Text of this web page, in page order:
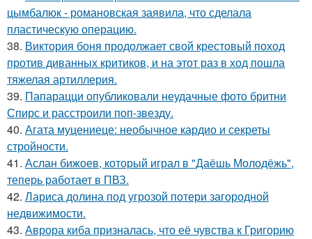
цымбалюк - романовская заявила, что сделала
пластическую операцию.
38. Виктория боня продолжает свой крестовый поход
против диванных критиков, и на этот раз в ход пошла
тяжелая артиллерия.
39. Папарацци опубликовали неудачные фото бритни
Спирс и расстроили поп-звезду.
40. Агата муцениеце: необычное кардио и секреты
стройности.
41. Аслан бижоев, который играл в "Даёшь Молодёжь",
теперь работает в ПВЗ.
42. Лариса долина под угрозой потери загородной
недвижимости.
43. Аврора киба призналась, что её чувства к Григорию